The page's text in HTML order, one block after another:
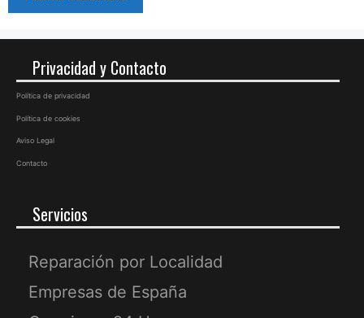
Privacidad y Contacto
Política de privacidad
Política de cookies
Aviso Legal
Contacto
Servicios
Reparación por Localidad
Empresas de España